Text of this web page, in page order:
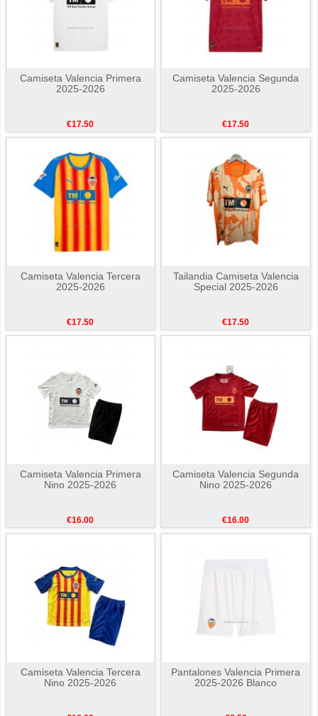
Camiseta Valencia Primera
2025-2026
€17.50
Camiseta Valencia Segunda
2025-2026
€17.50
Camiseta Valencia Tercera
2025-2026
€17.50
Tailandia Camiseta Valencia
Special 2025-2026
€17.50
Camiseta Valencia Primera
Nino 2025-2026
€16.00
Camiseta Valencia Segunda
Nino 2025-2026
€16.00
Camiseta Valencia Tercera
Nino 2025-2026
Pantalones Valencia Primera
2025-2026 Blanco